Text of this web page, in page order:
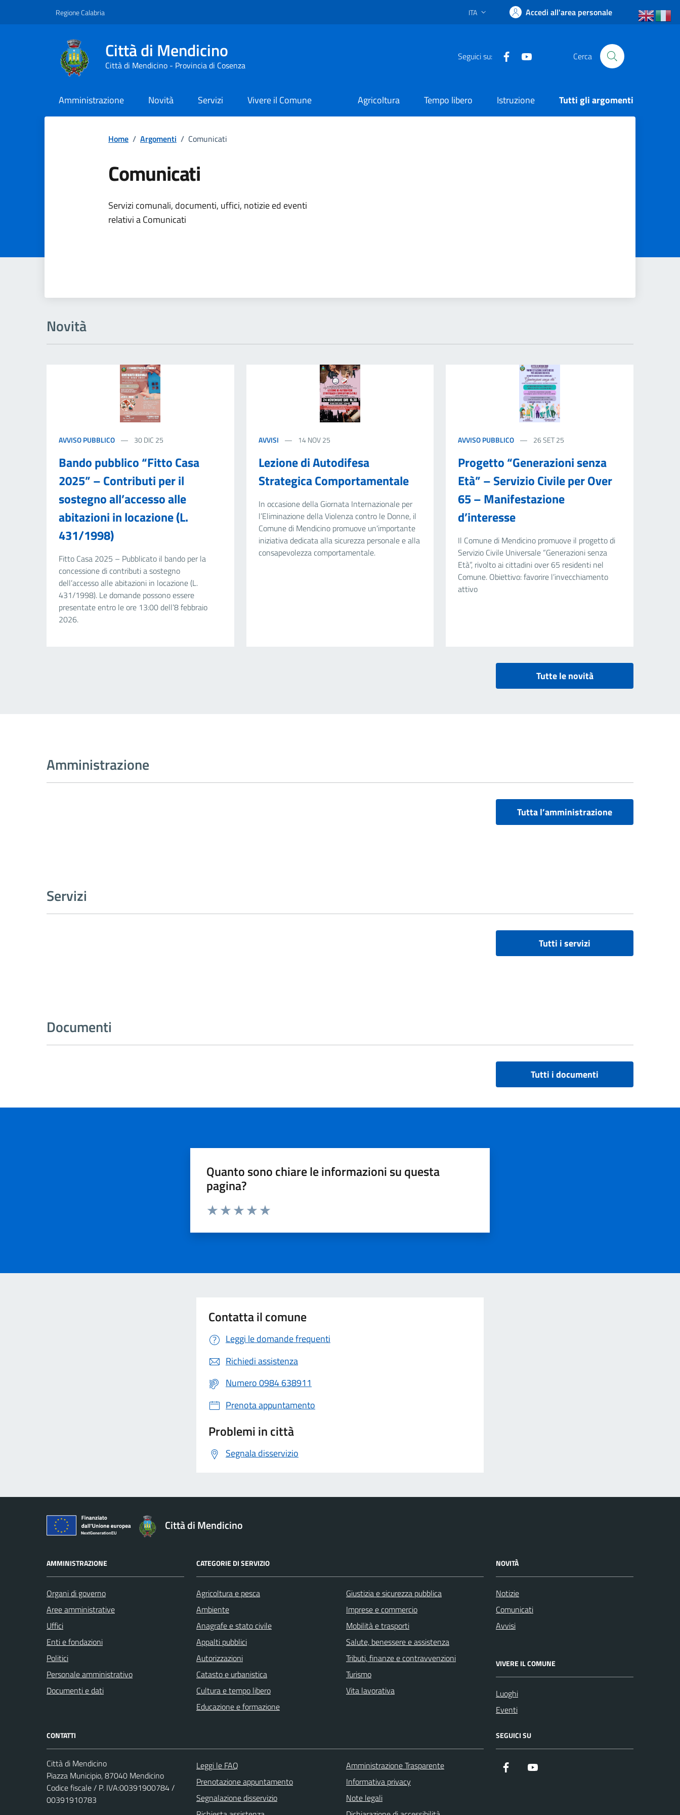
Regione Calabria Lingua attiva:
ITA Accedi all'area personale
Città di Mendicino
Città di Mendicino - Provincia di Cosenza
Seguici su: Facebook Cerca
Amministrazione Novità Servizi Vivere il Comune Agricoltura Tempo libero Istruzione Tutti gli argomenti
Home / Argomenti / Comunicati
Comunicati
Dettagli dell'argomento
Servizi comunali, documenti, uffici, notizie ed eventi
relativi a Comunicati
Novità
AVVISO PUBBLICO 30 DIC 25
Bando pubblico “Fitto Casa
2025” – Contributi per il
sostegno all’accesso alle
abitazioni in locazione (L.
431/1998)
Fitto Casa 2025 – Pubblicato il bando per la
concessione di contributi a sostegno
dell’accesso alle abitazioni in locazione (L.
431/1998). Le domande possono essere
presentate entro le ore 13:00 dell’8 febbraio
2026.
AVVISI 14 NOV 25
Lezione di Autodifesa
Strategica Comportamentale
In occasione della Giornata Internazionale per
l’Eliminazione della Violenza contro le Donne, il
Comune di Mendicino promuove un'importante
iniziativa dedicata alla sicurezza personale e alla
consapevolezza comportamentale.
AVVISO PUBBLICO 26 SET 25
Progetto “Generazioni senza
Età” – Servizio Civile per Over
65 – Manifestazione
d’interesse
Il Comune di Mendicino promuove il progetto di
Servizio Civile Universale “Generazioni senza
Età”, rivolto ai cittadini over 65 residenti nel
Comune. Obiettivo: favorire l’invecchiamento
attivo
Tutte le novità
Amministrazione
Tutta l’amministrazione
Servizi
Tutti i servizi
Documenti
Tutti i documenti
Quanto sono chiare le informazioni su questa
pagina?
Contatta il comune
Leggi le domande frequenti
Richiedi assistenza
Numero0984 638911
Prenota appuntamento
Problemi in città
Segnala disservizio
Città di Mendicino
AMMINISTRAZIONE
Organi di governo
Aree amministrative
Uffici
Enti e fondazioni
Politici
Personale amministrativo
Documenti e dati
CATEGORIE DI SERVIZIO
Agricoltura e pesca
Ambiente
Anagrafe e stato civile
Appalti pubblici
Autorizzazioni
Catasto e urbanistica
Cultura e tempo libero
Educazione e formazione
Giustizia e sicurezza pubblica
Imprese e commercio
Mobilità e trasporti
Salute, benessere e assistenza
Tributi, finanze e contravvenzioni
Turismo
Vita lavorativa
NOVITÀ
Notizie
Comunicati
Avvisi
VIVERE IL COMUNE
Luoghi
Eventi
CONTATTI
Città di Mendicino
Piazza Municipio, 87040 Mendicino
Codice fiscale / P. IVA:00391900784 /
00391910783
Leggi le FAQ
Prenotazione appuntamento
Segnalazione disservizio
Amministrazione Trasparente
Informativa privacy
Note legali
SEGUICI SU
Facebook